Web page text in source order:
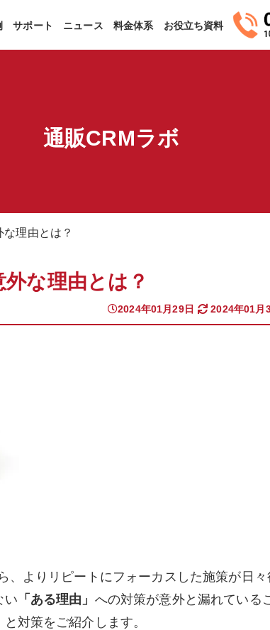
サポート ニュース 料金体系 お役立ち資料
通販CRMラボ
理由とは？
な理由とは？
2024年01月29日 2024年01月
、よりリピートにフォーカスした施策が日々
い 「ある理由」 への対策が意外と漏れている
と対策をご紹介します。